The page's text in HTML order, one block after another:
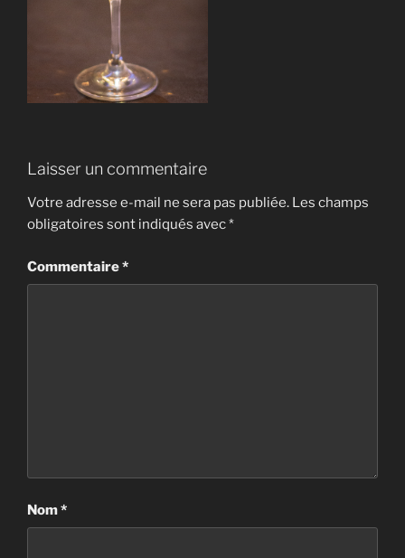
Laisser un commentaire
Votre adresse e-mail ne sera pas publiée. Les champs
obligatoires sont indiqués avec*
Commentaire*
Nom*